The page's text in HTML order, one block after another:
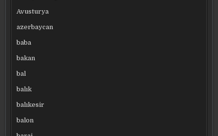
Avusturya
azerbaycan
baba
bakan
bal
balık
balıkesir
balon